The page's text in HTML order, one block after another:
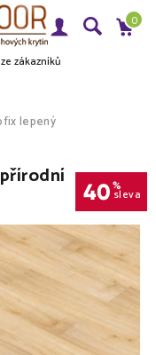
zákazníků
0
lepený
40 %
sleva